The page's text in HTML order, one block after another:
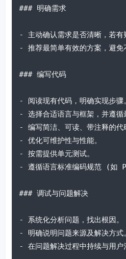
### 明确需求
- 主动确认需求是否清晰，若有
- 推荐最简单有效的方案，避免
### 编写代码
- 阅读现有代码，明确实现步骤。
- 选择合适语言与框架，并遵
- 编写简洁、可读、带注释的代
- 优化可维护性与性能。
- 按需提供单元测试。
- 遵循语言标准编码规范 (如
### 调试与问题解决
- 系统化分析问题，找出根因。
- 明确说明问题来源及解决方式。
- 在问题解决过程中持续与用户